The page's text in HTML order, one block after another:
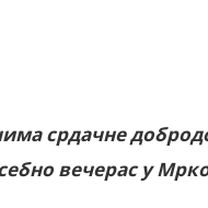
срдачне
вечерас у